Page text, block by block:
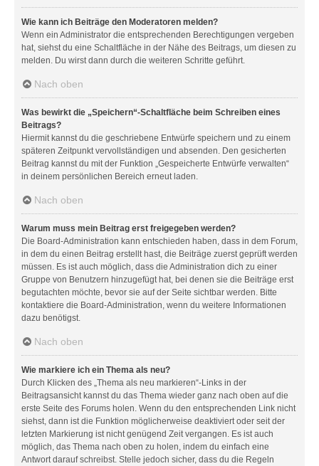
Wie kann ich Beiträge den Moderatoren melden?
Wenn ein Administrator die entsprechenden Berechtigungen vergeben
hat, siehst du eine Schaltfläche in der Nähe des Beitrags, um diesen zu
melden. Du wirst dann durch die weiteren Schritte geführt.
Nach oben
Was bewirkt die „Speichern“-Schaltfläche beim Schreiben eines
Beitrags?
Hiermit kannst du die geschriebene Entwürfe speichern und zu einem
späteren Zeitpunkt vervollständigen und absenden. Den gesicherten
Beitrag kannst du mit der Funktion „Gespeicherte Entwürfe verwalten“
in deinem persönlichen Bereich erneut laden.
Nach oben
Warum muss mein Beitrag erst freigegeben werden?
Die Board-Administration kann entschieden haben, dass in dem Forum,
in dem du einen Beitrag erstellt hast, die Beiträge zuerst geprüft werden
müssen. Es ist auch möglich, dass die Administration dich zu einer
Gruppe von Benutzern hinzugefügt hat, bei denen sie die Beiträge erst
begutachten möchte, bevor sie auf der Seite sichtbar werden. Bitte
kontaktiere die Board-Administration, wenn du weitere Informationen
dazu benötigst.
Nach oben
Wie markiere ich ein Thema als neu?
Durch Klicken des „Thema als neu markieren“-Links in der
Beitragsansicht kannst du das Thema wieder ganz nach oben auf die
erste Seite des Forums holen. Wenn du den entsprechenden Link nicht
siehst, dann ist die Funktion möglicherweise deaktiviert oder seit der
letzten Markierung ist nicht genügend Zeit vergangen. Es ist auch
möglich, das Thema nach oben zu holen, indem du einfach eine
Antwort darauf schreibst. Stelle jedoch sicher, dass du die Regeln